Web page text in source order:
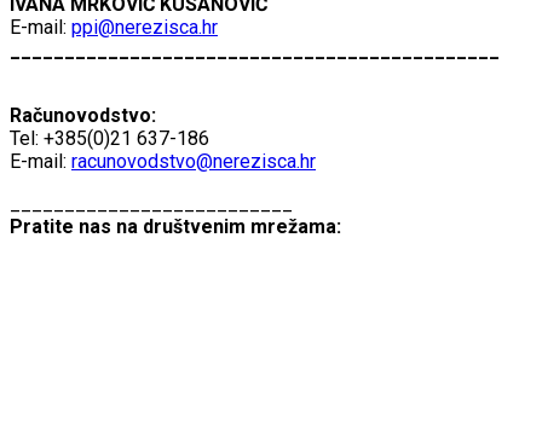
E-mail: ppi@nerezisca.hr
Računovodstvo:
Tel: +385(0)21 637-186
E-mail: racunovodstvo@nerezisca.hr
Pratite nas na društvenim mrežama: